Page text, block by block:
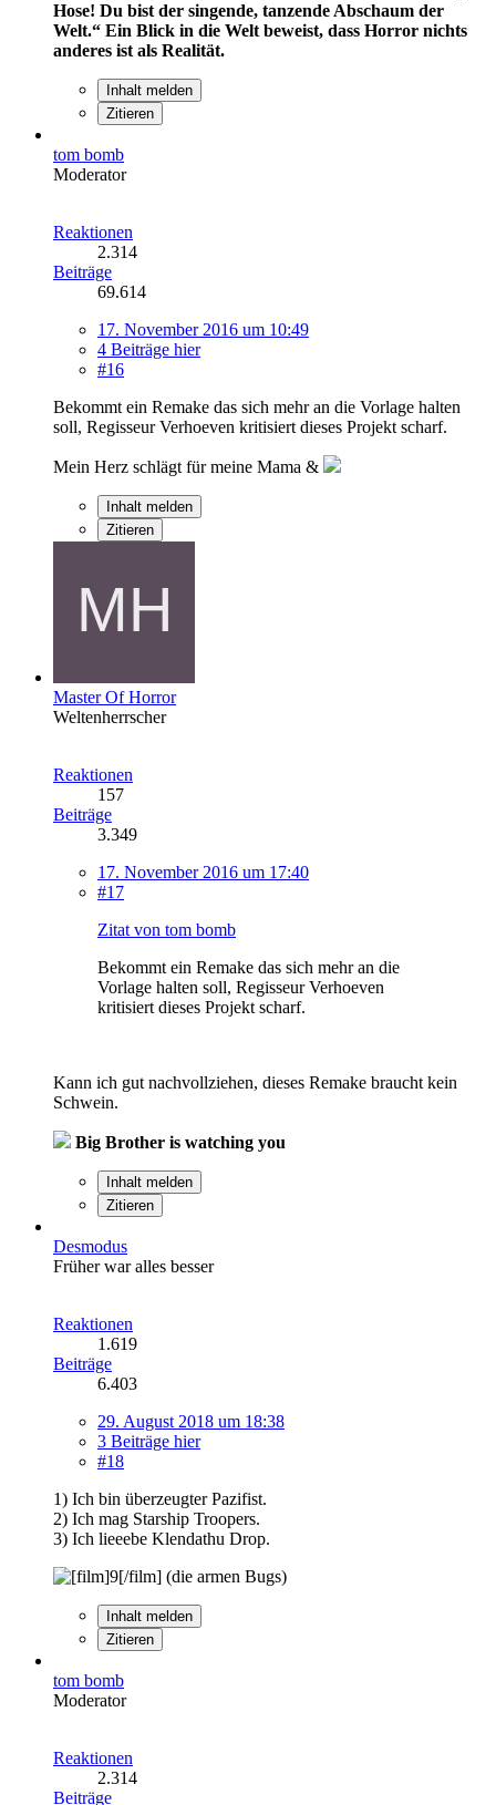
Hose! Du bist der singende, tanzende Abschaum der
Welt.“ Ein Blick in die Welt beweist, dass Horror nichts
anderes ist als Realität.
Inhalt melden
Zitieren
tom bomb
Moderator
Reaktionen
2.314
Beiträge
69.614
17. November 2016 um 10:49
4 Beiträge hier
#16
Bekommt ein Remake das sich mehr an die Vorlage halten
soll, Regisseur Verhoeven kritisiert dieses Projekt scharf.
Mein Herz schlägt für meine Mama &
Inhalt melden
Zitieren
Master Of Horror
Weltenherrscher
Reaktionen
157
Beiträge
3.349
17. November 2016 um 17:40
#17
Zitat von tom bomb
Bekommt ein Remake das sich mehr an die
Vorlage halten soll, Regisseur Verhoeven
kritisiert dieses Projekt scharf.
Kann ich gut nachvollziehen, dieses Remake braucht kein
Schwein.
Big Brother is watching you
Inhalt melden
Zitieren
Desmodus
Früher war alles besser
Reaktionen
1.619
Beiträge
6.403
29. August 2018 um 18:38
3 Beiträge hier
#18
1) Ich bin überzeugter Pazifist.
2) Ich mag Starship Troopers.
3) Ich lieeebe Klendathu Drop.
(die armen Bugs)
Inhalt melden
Zitieren
tom bomb
Moderator
Reaktionen
2.314
Beiträge